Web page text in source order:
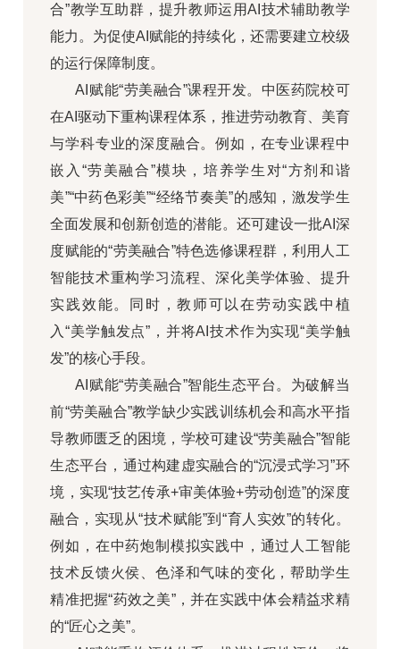
合”教学互助群，提升教师运用AI技术辅助教学
能力。为促使AI赋能的持续化，还需要建立校级
的运行保障制度。
AI赋能“劳美融合”课程开发。中医药院校可
在AI驱动下重构课程体系，推进劳动教育、美育
与学科专业的深度融合。例如，在专业课程中
嵌入“劳美融合”模块，培养学生对“方剂和谐
美”“中药色彩美”“经络节奏美”的感知，激发学生
全面发展和创新创造的潜能。还可建设一批AI深
度赋能的“劳美融合”特色选修课程群，利用人工
智能技术重构学习流程、深化美学体验、提升
实践效能。同时，教师可以在劳动实践中植
入“美学触发点”，并将AI技术作为实现“美学触
发”的核心手段。
AI赋能“劳美融合”智能生态平台。为破解当
前“劳美融合”教学缺少实践训练机会和高水平指
导教师匮乏的困境，学校可建设“劳美融合”智能
生态平台，通过构建虚实融合的“沉浸式学习”环
境，实现“技艺传承+审美体验+劳动创造”的深度
融合，实现从“技术赋能”到“育人实效”的转化。
例如，在中药炮制模拟实践中，通过人工智能
技术反馈火侯、色泽和气味的变化，帮助学生
精准把握“药效之美”，并在实践中体会精益求精
的“匠心之美”。